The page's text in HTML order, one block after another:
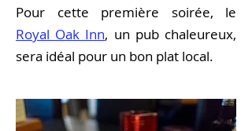
Pour cette première soirée, le
Royal Oak Inn, un pub chaleureux,
sera idéal pour un bon plat local.